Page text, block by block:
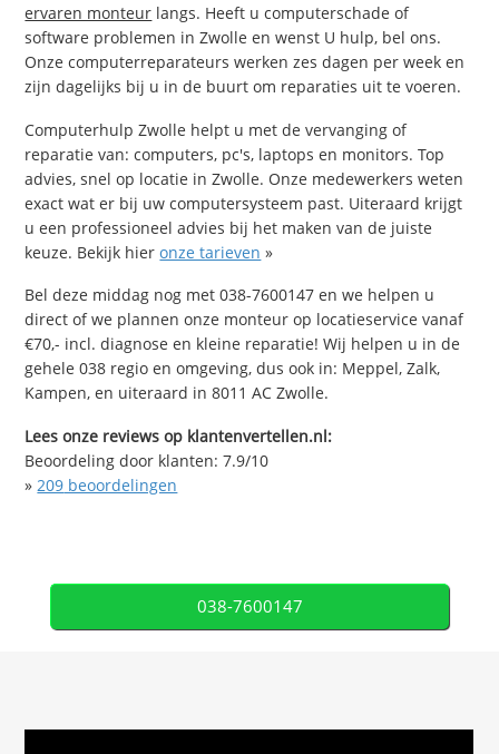
ervaren monteur langs. Heeft u computerschade of
software problemen in Zwolle en wenst U hulp, bel ons.
Onze computerreparateurs werken zes dagen per week en
zijn dagelijks bij u in de buurt om reparaties uit te voeren.
Computerhulp Zwolle helpt u met de vervanging of
reparatie van: computers, pc's, laptops en monitors. Top
advies, snel op locatie in Zwolle. Onze medewerkers weten
exact wat er bij uw computersysteem past. Uiteraard krijgt
u een professioneel advies bij het maken van de juiste
keuze. Bekijk hieronze tarieven »
Bel deze middag nog met 038-7600147 en we helpen u
direct of we plannen onze monteur op locatieservice vanaf
€70,- incl. diagnose en kleine reparatie! Wij helpen u in de
gehele 038 regio en omgeving, dus ook in: Meppel, Zalk,
Kampen, en uiteraard in 8011 AC Zwolle.
Lees onze reviews op klantenvertellen.nl:
Beoordeling door klanten:7.9/10
»209 beoordelingen
038-7600147